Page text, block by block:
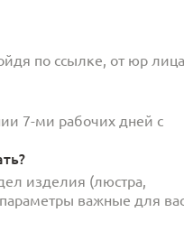
по ссылке, от юр
7-ми рабочих дней с
изделия (люстра,
важные для